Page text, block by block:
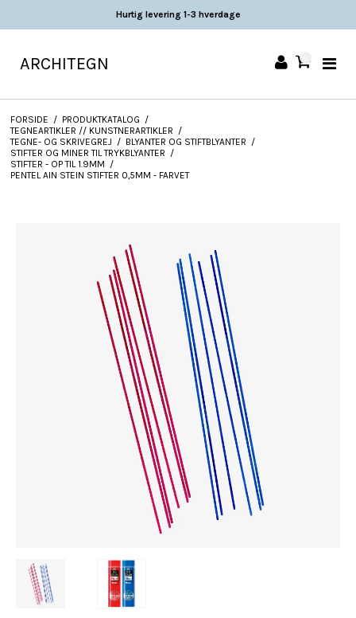
Hurtig levering 1-3 hverdage
ARCHITEGN
FORSIDE / PRODUKTKATALOG /
TEGNEARTIKLER // KUNSTNERARTIKLER /
TEGNE- OG SKRIVEGREJ / BLYANTER OG STIFTBLYANTER /
STIFTER OG MINER TIL TRYKBLYANTER /
STIFTER - OP TIL 1.9MM /
PENTEL AIN STEIN STIFTER 0,5MM - FARVET